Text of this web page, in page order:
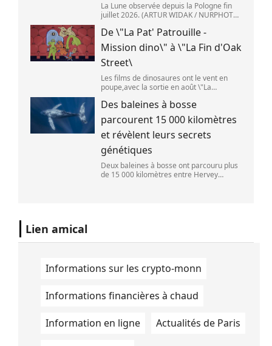
La Lune observée depuis la Pologne fin
juillet 2026. (ARTUR WIDAK / NURPHOTO
SpaceX doit s\'écraser accidentellement
sur la Lune,mercredi 5 août. Cette coll
De \"La Pat' Patrouille -
Mission dino\" à \"La Fin d'Oak
Street\
Les films de dinosaures ont le vent en
poupe,avec la sortie en août \"La
d\'Oak Street\". (APOLLONIA HILVERDA /
Des baleines à bosse
parcourent 15 000 kilomètres
et révèlent leurs secrets
génétiques
Deux baleines à bosse ont parcouru plus
de 15 000 kilomètres entre Hervey
Lien amical
Informations sur les crypto-monn
Informations financières à chaud
Information en ligne Actualités de Paris